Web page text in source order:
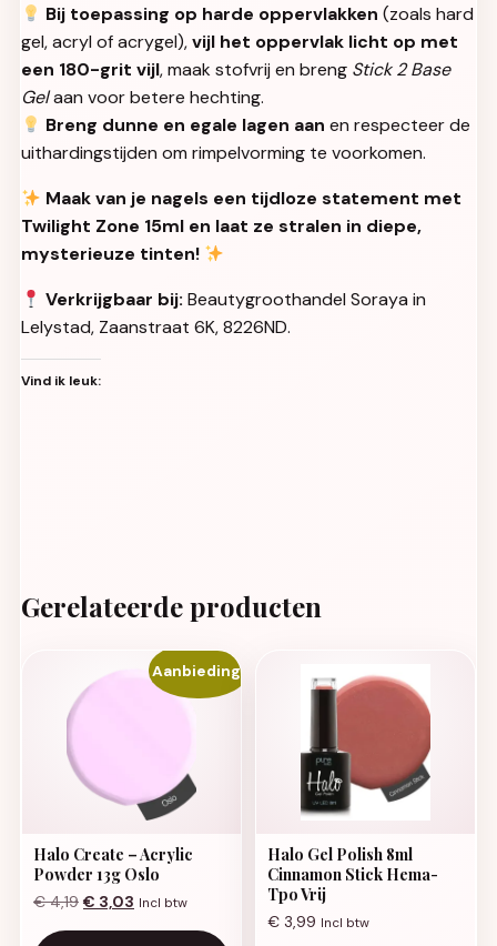
Bij toepassing op harde oppervlakken (zoals hard
gel, acryl of acrygel),vijl het oppervlak licht op met
een 180-grit vijl, maak stofvrij en breng Stick 2 Base
Gelaan voor betere hechting.
Breng dunne en egale lagen aan en respecteer de
uithardingstijden om rimpelvorming te voorkomen.
Maak van je nagels een tijdloze statement met
Twilight Zone 15ml en laat ze stralen in diepe,
mysterieuze tinten!
Verkrijgbaar bij: Beautygroothandel Soraya in
Lelystad, Zaanstraat 6K, 8226ND.
Vind ik leuk:
Gerelateerde producten
Aanbieding!
Halo Create – Acrylic
Powder 13g Oslo
€4,19 Oorspronkelijke prijs was: € 4,19.
€ 3,03 Huidige prijs is: € 3,03.
Incl btw
Halo Gel Polish 8ml
Cinnamon Stick Hema-
Tpo Vrij
€ 3,99 Incl btw